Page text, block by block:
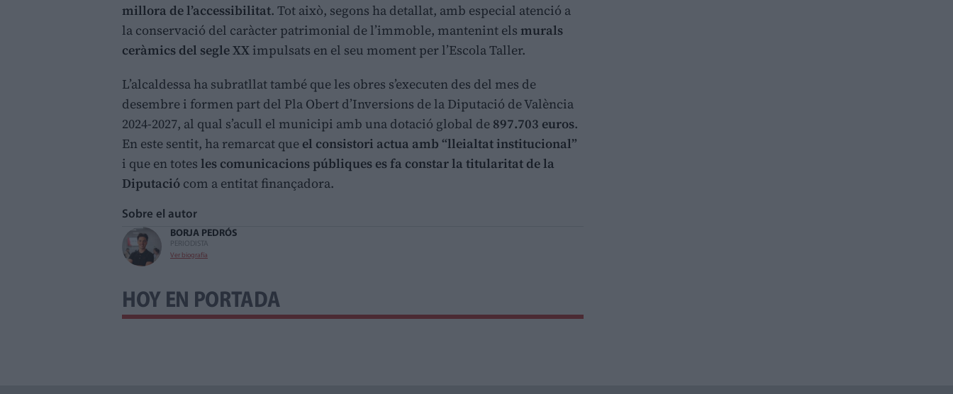
millora de l’accessibilitat. Tot això, segons ha detallat, amb especial atenció a
la conservació del caràcter patrimonial de l’immoble, mantenint els murals
ceràmics del segle XX impulsats en el seu moment per l’Escola Taller.
L’alcaldessa ha subratllat també que les obres s’executen des del mes de
desembre i formen part del Pla Obert d’Inversions de la Diputació de València
2024-2027, al qual s’acull el municipi amb una dotació global de 897.703 euros.
En este sentit, ha remarcat que el consistori actua amb “lleialtat institucional”
i que en totes les comunicacions públiques es fa constar la titularitat de la
Diputació com a entitat finançadora.
Sobre el autor
BORJA PEDRÓS
PERIODISTA
Ver biografía
HOY EN PORTADA